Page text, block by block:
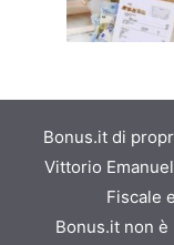
Bonus.it di
Vittorio
Fiscale
Bonus.it non